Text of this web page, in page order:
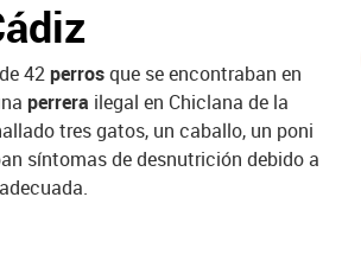
42perrosque se encontraban en
perrera ilegal en Chiclana de la
tres gatos, un caballo, un poni
síntomas de desnutrición debido a